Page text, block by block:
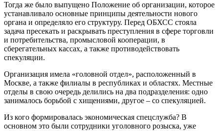
Тогда же было выпущено Положение об организации, которое
устанавливало основные принципы деятельности нового
органа и определяло его структуру. Перед ОБХСС стояла
задача пресекать и раскрывать преступления в сфере торговли
и потребительства, промысловой кооперации, в
сберегательных кассах, а также противодействовать
спекуляции.
Организация имела «головной отдел», расположенный в
Москве, а также филиалы в республиках и областях. Местные
отделы в свою очередь делились на два подразделения: одно
занималось борьбой с хищениями, другое – со спекуляцией.
Из кого формировалась экономическая спецслужба? В
основном это были сотрудники уголовного розыска, уже